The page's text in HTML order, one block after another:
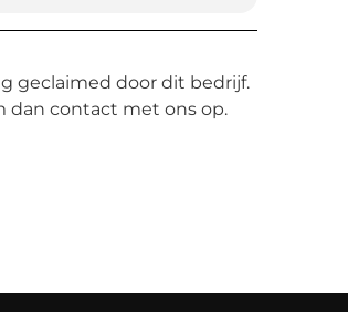
geclaimed door dit bedrijf.
dan contact met ons op.